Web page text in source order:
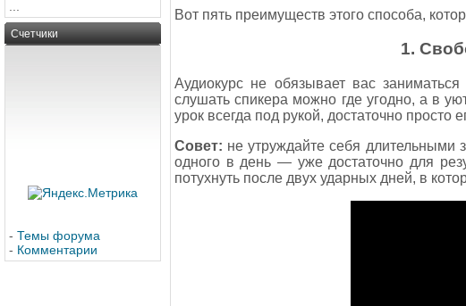
Счетчики
- Темы форума
- Комментарии
Вот пять преимуществ этого способа,
1.
Аудиокурс не обязывает вас
слушать спикера можно где угодно, а в
урок всегда под рукой, достаточно просто
Совет: не утруждайте себя длительными
одного в день — уже достаточно для
потухнуть после двух ударных дней, в